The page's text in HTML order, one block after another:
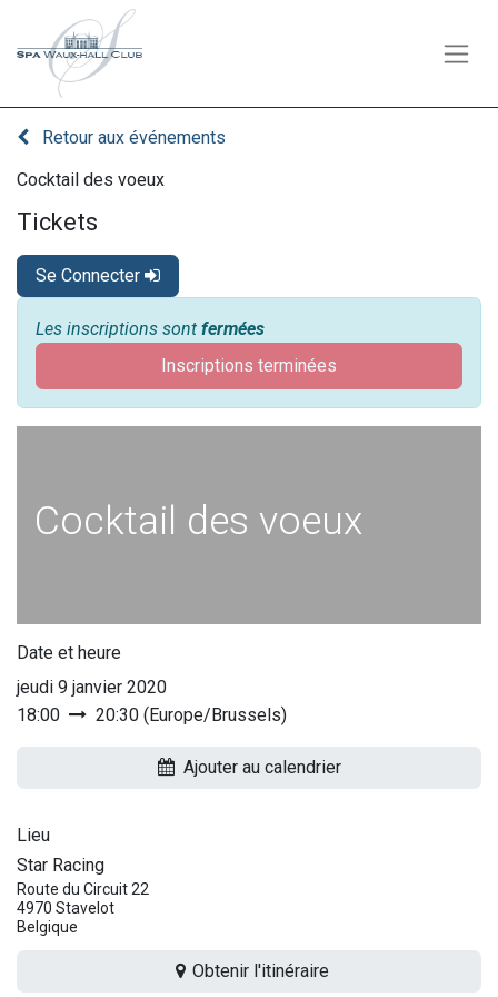
Retour aux événements
Cocktail des voeux
Tickets
Se Connecter
Les inscriptions sont fermées
Inscriptions terminées
Cocktail des voeux
Date et heure
jeudi 9 janvier 2020
18:00
20:30 (Europe/Brussels)
Ajouter au calendrier
Lieu
Star Racing
Route du Circuit 22
4970 Stavelot
Belgique
Obtenir l'itinéraire